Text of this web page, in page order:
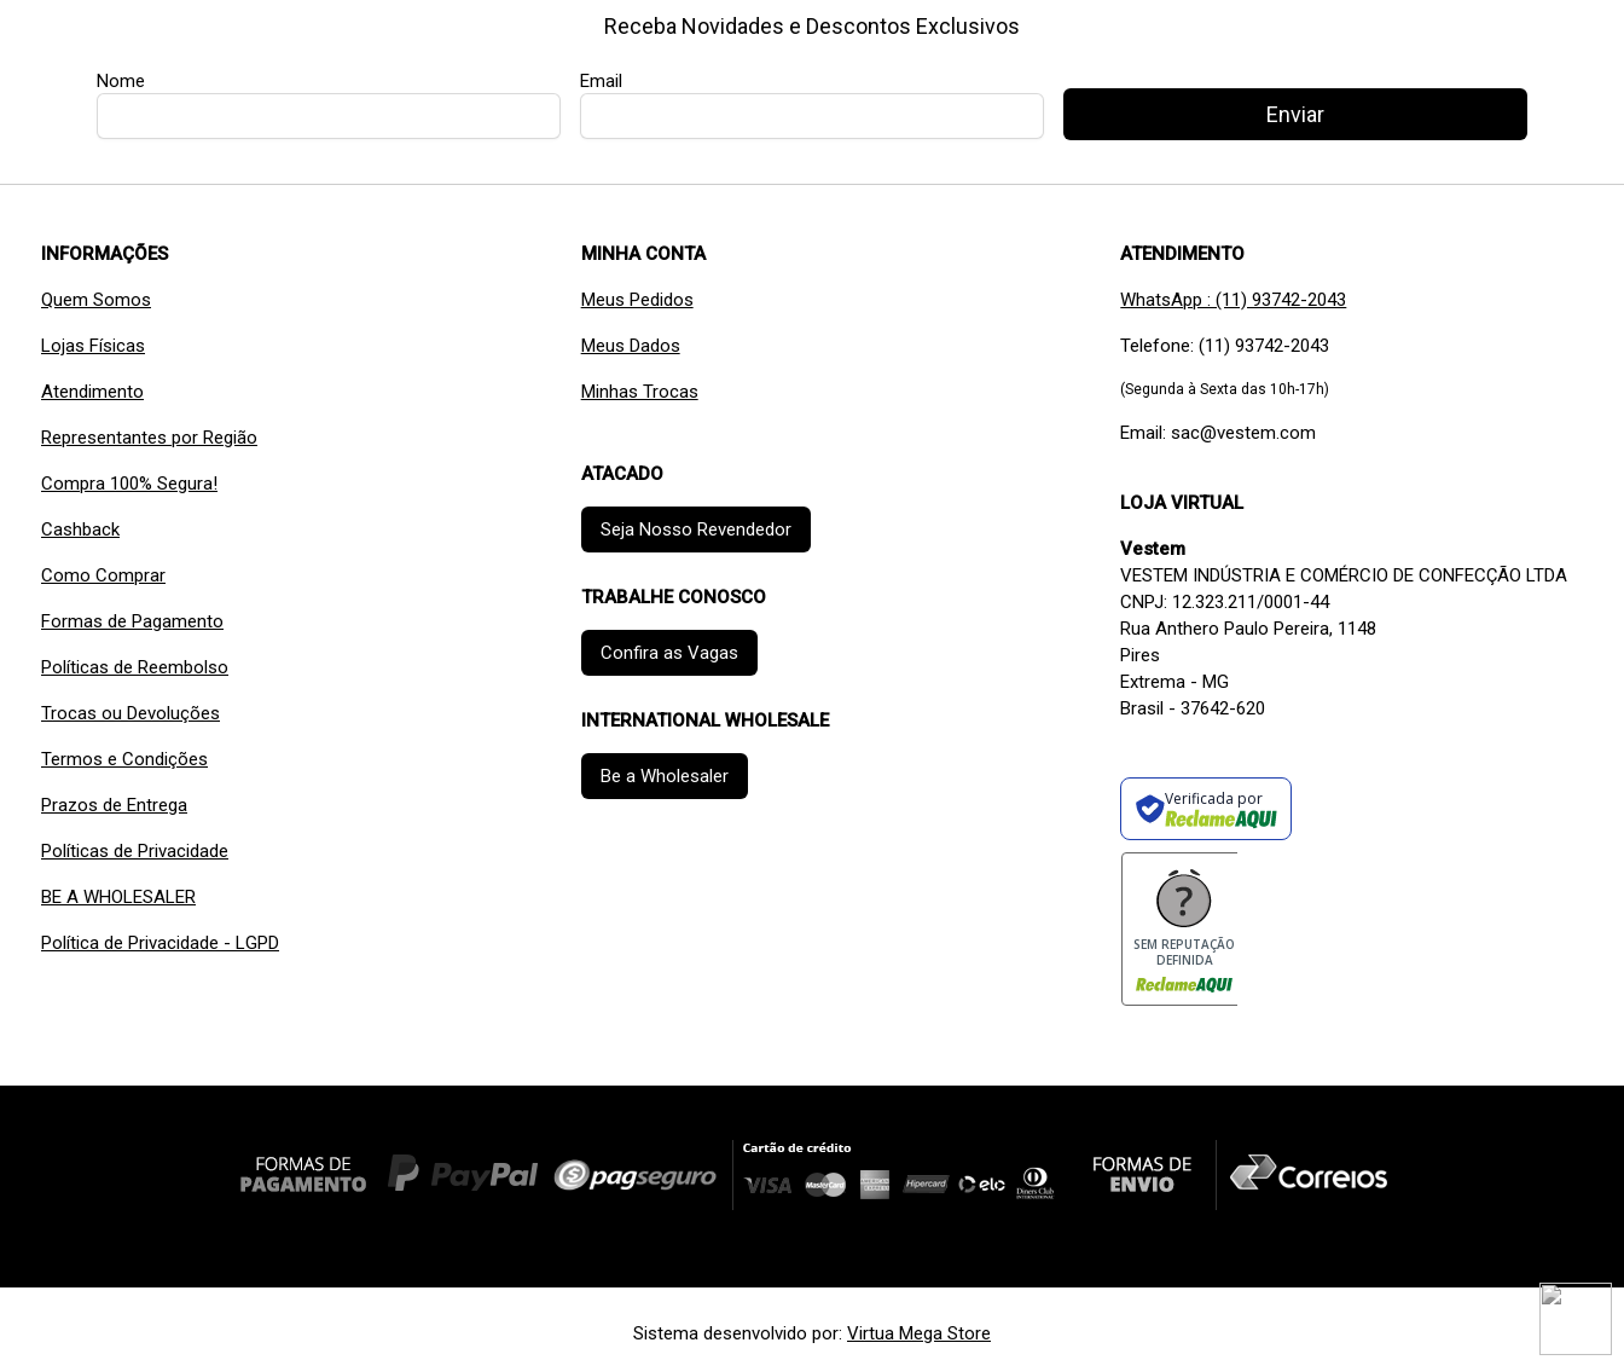
Receba Novidades e Descontos Exclusivos
Nome Email
Enviar
INFORMAÇÕES
Quem Somos
Lojas Físicas
Atendimento
Representantes por Região
Compra 100% Segura!
Cashback
Como Comprar
Formas de Pagamento
Políticas de Reembolso
Trocas ou Devoluções
Termos e Condições
Prazos de Entrega
Políticas de Privacidade
BE A WHOLESALER
Política de Privacidade - LGPD
MINHA CONTA
Meus Pedidos
Meus Dados
Minhas Trocas
ATACADO
Seja Nosso Revendedor
TRABALHE CONOSCO
Confira as Vagas
INTERNATIONAL WHOLESALE
Be a Wholesaler
ATENDIMENTO
WhatsApp : (11) 93742-2043
Telefone: (11) 93742-2043
(Segunda à Sexta das 10h-17h)
Email: sac@vestem.com
LOJA VIRTUAL
Vestem
VESTEM INDÚSTRIA E COMÉRCIO DE CONFECÇÃO LTDA
CNPJ: 12.323.211/0001-44
Rua Anthero Paulo Pereira, 1148
Pires
Extrema - MG
Brasil - 37642-620
Verificada por
SEM REPUTAÇÃO
DEFINIDA
Sistema desenvolvido por: Virtua Mega Store